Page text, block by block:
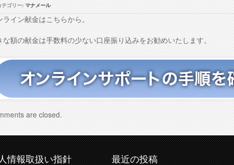
テゴリー: マナメール
ライン献金はこちらから。
な額の献金は手数料の少ない口座振り込みをお勧めいたします。
are closed.
情報取扱い指針 最近の投稿